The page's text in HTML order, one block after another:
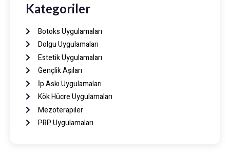
Kategoriler
Botoks Uygulamaları
Dolgu Uygulamaları
Estetik Uygulamaları
Gençlik Aşıları
İp Askı Uygulamaları
Kök Hücre Uygulamaları
Mezoterapiler
PRP Uygulamaları